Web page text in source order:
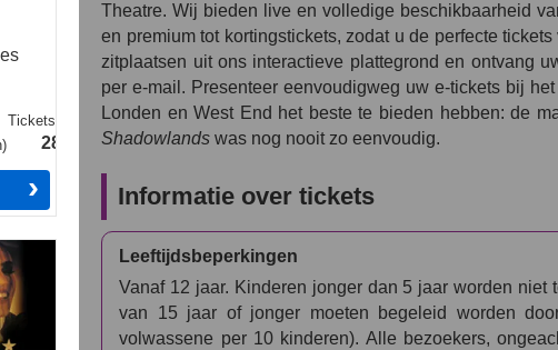
Theatre. Wij bieden live en volledige beschikbaarheid
en premium tot kortingstickets, zodat u de perfecte
zitplaatsen uit ons interactieve plattegrond en ontvang
per e-mail. Presenteer eenvoudigweg uw e-tickets bij
Londen en West End het beste te bieden hebben: de
Shadowlands was nog nooit zo eenvoudig.
Informatie over tickets
Leeftijdsbeperkingen
Vanaf 12 jaar. Kinderen jonger dan 5 jaar worden niet
van 15 jaar of jonger moeten begeleid worden
volwassene per 10 kinderen). Alle bezoekers,
)
Tickets
28.49€